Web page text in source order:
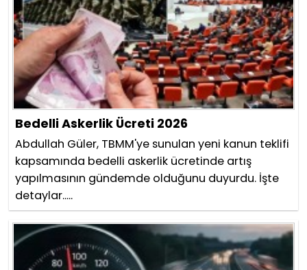
Bedelli Askerlik Ücreti 2026
Abdullah Güler, TBMM'ye sunulan yeni kanun teklifi
kapsamında bedelli askerlik ücretinde artış
yapılmasının gündemde olduğunu duyurdu. İşte
detaylar.....